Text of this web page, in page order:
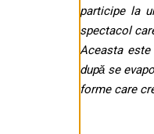
participe la
spectacol
Aceasta
după se
forme care